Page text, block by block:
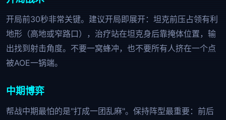
开局前30秒非常关键。建议开局即展开：坦克前压占领有利
地形（高地或窄路口），治疗站在坦克身后靠掩体位置，输
出找到射击角度。不要一窝蜂冲，也不要所有人挤在一个点
被AOE一锅端。
中期博弈
帮战中期最怕的是"打成一团乱麻"。保持阵型最重要：前后